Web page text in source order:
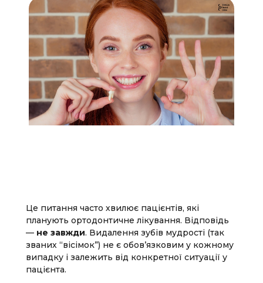
Це питання часто хвилює пацієнтів, які
планують ортодонтичне лікування. Відповідь
— не завжди. Видалення зубів мудрості (так
званих “вісімок”) не є обов’язковим у кожному
випадку і залежить від конкретної ситуації у
пацієнта.